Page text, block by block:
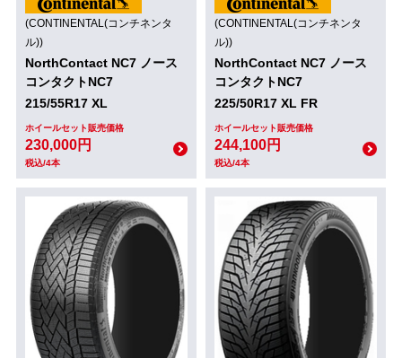
(CONTINENTAL(コンチネンタ
ル))
NorthContact NC7 ノース
コンタクトNC7
215/55R17 XL
ホイールセット販売価格
230,000円
税込/4本
(CONTINENTAL(コンチネンタ
ル))
NorthContact NC7 ノース
コンタクトNC7
225/50R17 XL FR
ホイールセット販売価格
244,100円
税込/4本